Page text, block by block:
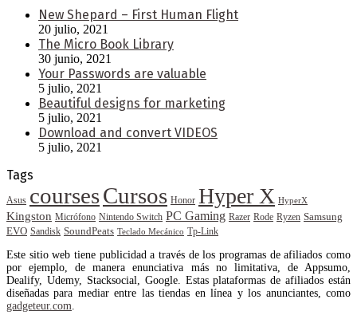
New Shepard – First Human Flight
20 julio, 2021
The Micro Book Library
30 junio, 2021
Your Passwords are valuable
5 julio, 2021
Beautiful designs for marketing
5 julio, 2021
Download and convert VIDEOS
5 julio, 2021
Tags
Asus coursesCursos Honor Hyper X HyperX
Kingston Micrófono Nintendo Switch PC Gaming Razer Rode Ryzen Samsung
EVO Sandisk SoundPeats Teclado Mecánico Tp-Link
Este sitio web tiene publicidad a través de los programas de afiliados como
por ejemplo, de manera enunciativa más no limitativa, de Appsumo,
Dealify, Udemy, Stacksocial, Google. Estas plataformas de afiliados están
diseñadas para mediar entre las tiendas en línea y los anunciantes, como
gadgeteur.com.